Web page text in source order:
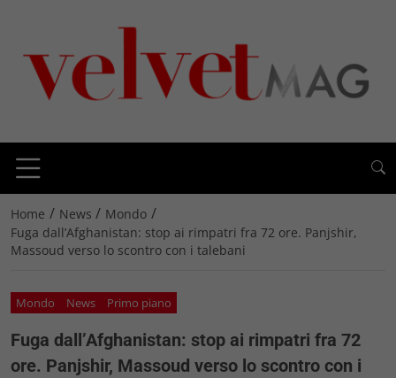
Home / News / Mondo /
Fuga dall’Afghanistan: stop ai rimpatri fra 72 ore. Panjshir,
Massoud verso lo scontro con i talebani
Mondo News Primo piano
Fuga dall’Afghanistan: stop ai rimpatri fra 72
ore. Panjshir, Massoud verso lo scontro con i